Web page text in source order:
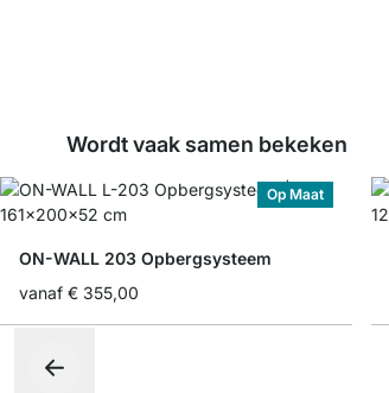
Wordt vaak samen bekeken
Op Maat
ON-WALL 203 Opbergsysteem
vanaf € 355,00